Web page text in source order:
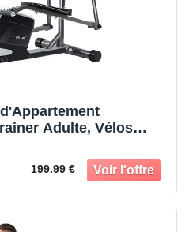
Adulte, Vélos
Poids d’inertie de 8
199.99 €